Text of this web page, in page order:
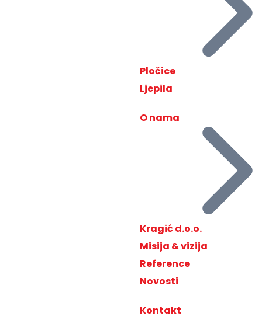
Pločice
Ljepila
O nama
Kragić d.o.o.
Misija & vizija
Reference
Novosti
Kontakt